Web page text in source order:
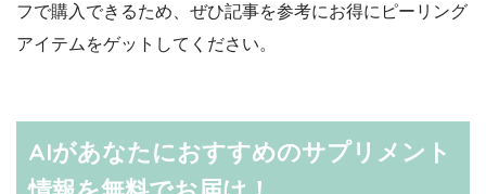
フで購入できるため、ぜひ記事を参考にお得にピーリング
アイテムをゲットしてください。
AIがあなたにおすすめのサプリメント